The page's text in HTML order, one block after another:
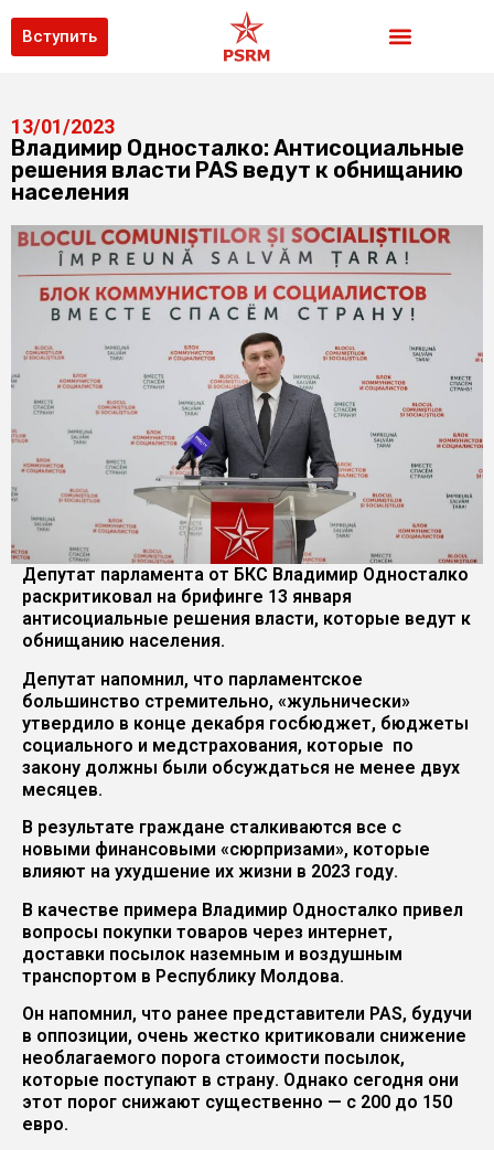
Вступить
13/01/2023
Владимир Односталко: Антисоциальные
решения власти PAS ведут к обнищанию
населения
Депутат парламента от БКС Владимир Односталко
раскритиковал на брифинге 13 января
антисоциальные решения власти, которые ведут к
обнищанию населения.
Депутат напомнил, что парламентское
большинство стремительно, «жульнически»
утвердило в конце декабря госбюджет, бюджеты
социального и медстрахования, которые по
закону должны были обсуждаться не менее двух
месяцев.
В результате граждане сталкиваются все с
новыми финансовыми «сюрпризами», которые
влияют на ухудшение их жизни в 2023 году.
В качестве примера Владимир Односталко привел
вопросы покупки товаров через интернет,
доставки посылок наземным и воздушным
транспортом в Республику Молдова.
Он напомнил, что ранее представители PAS, будучи
в оппозиции, очень жестко критиковали снижение
необлагаемого порога стоимости посылок,
которые поступают в страну. Однако сегодня они
этот порог снижают существенно — с 200 до 150
евро.